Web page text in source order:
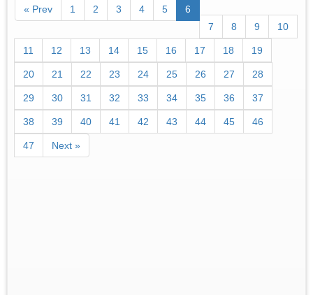
« Prev 1 2 3 4 5
6
7
8 9 10
11 12 13 14 15 16 17 18 19
20 21 22 23 24 25 26 27 28
29 30 31 32 33 34 35 36 37
38 39 40 41 42 43 44 45 46
47 Next »